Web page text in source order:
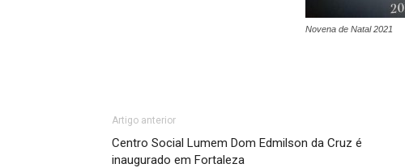
Novena de Natal 2021
Artigo anterior
Centro Social Lumem Dom Edmilson da Cruz é
inaugurado em Fortaleza